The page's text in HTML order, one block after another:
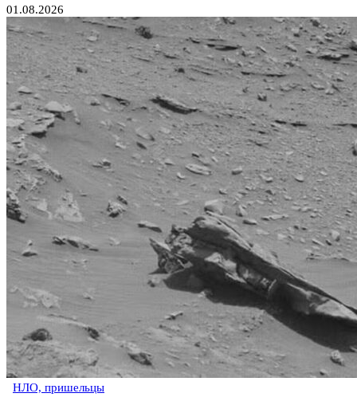
01.08.2026
НЛО, пришельцы